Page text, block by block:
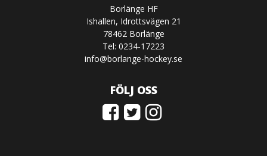
Borlänge HF
Ishallen, Idrottsvägen 21
78462 Borlänge
Tel: 0234-17223
info@borlange-hockey.se
FÖLJ OSS